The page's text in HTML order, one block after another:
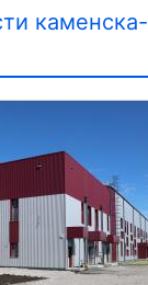
каменска-